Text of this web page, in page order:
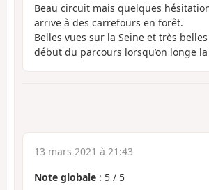
Beau circuit mais quelques
arrive à des carrefours en forêt.
Belles vues sur la Seine et très
début du parcours lorsqu’on longe la
13 mars 2021 à 21:43
Note globale : 5 / 5